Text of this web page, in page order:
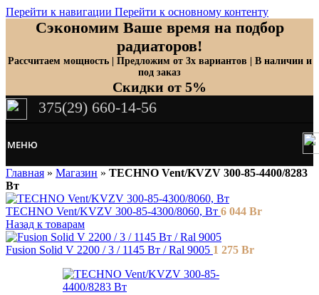
Перейти к навигации Перейти к основному контенту
Сэкономим Ваше время на подбор
радиаторов!
Рассчитаем мощность | Предложим от 3х вариантов | В наличии и
под заказ
Скидки от 5%
375(29) 660-14-56
МЕНЮ
Главная » Магазин » TECHNO Vent/KVZV 300-85-4400/8283
Вт
TECHNO Vent/KVZV 300-85-4300/8060, Вт 6 044 Br
Назад к товарам
Fusion Solid V 2200 / 3 / 1145 Вт / Ral 9005 1 275 Br